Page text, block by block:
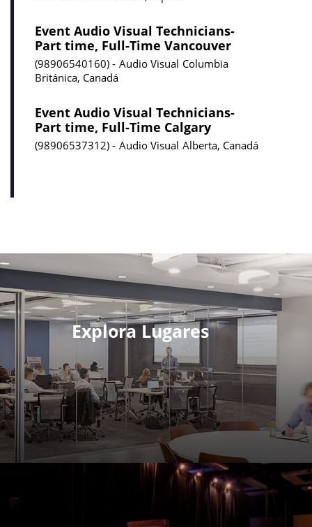
Event Audio Visual Technicians-
Part time, Full-Time Vancouver
98906540160 Audio Visual Columbia
Británica, Canadá
Event Audio Visual Technicians-
Part time, Full-Time Calgary
98906537312 Audio Visual Alberta, Canadá
Explora Lugares